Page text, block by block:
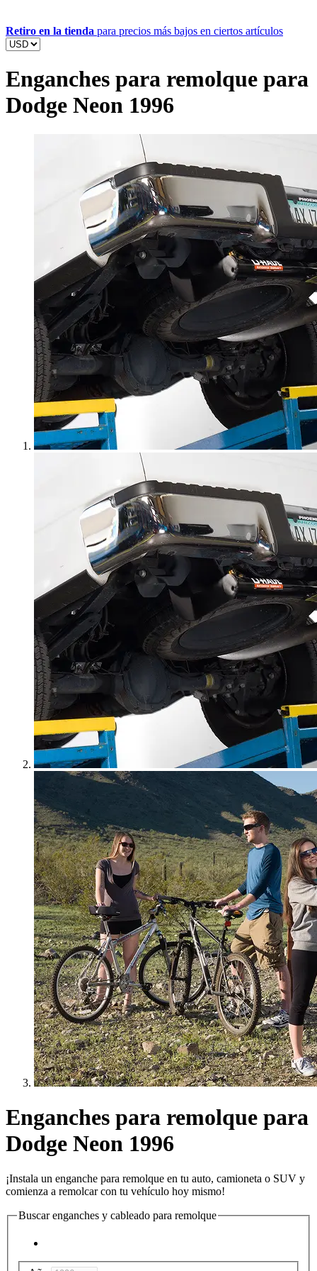
Retiro en la tienda para precios más bajos en ciertos artículos
Enganches para remolque para
Dodge Neon 1996
Enganches para remolque para
Dodge Neon 1996
¡Instala un enganche para remolque en tu auto, camioneta o SUV y
comienza a remolcar con tu vehículo hoy mismo!
Buscar enganches y cableado para remolque